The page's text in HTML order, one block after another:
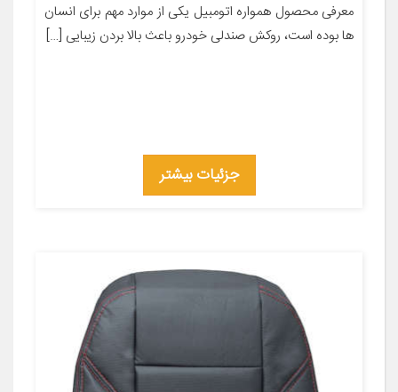
معرفی محصول همواره اتومبیل یکی از موارد مهم برای انسان
ها بوده است، روکش صندلی خودرو باعث بالا بردن زیبایی […]
جزئیات بیشتر